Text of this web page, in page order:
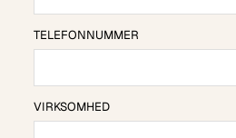
TELEFONNUMMER
VIRKSOMHED